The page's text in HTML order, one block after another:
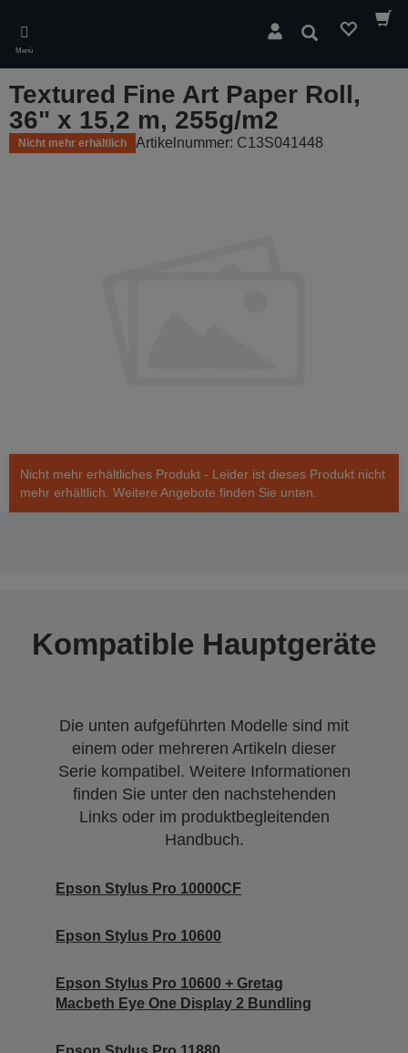
main
content
Menü
Suchen
Textured Fine Art Paper Roll,
36" x 15,2 m, 255g/m2
Nicht mehr erhältlich Artikelnummer: C13S041448
Nicht mehr erhältliches Produkt - Leider ist dieses Produkt nicht
mehr erhältlich. Weitere Angebote finden Sie unten.
Kompatible Hauptgeräte
Die unten aufgeführten Modelle sind mit
einem oder mehreren Artikeln dieser
Serie kompatibel. Weitere Informationen
finden Sie unter den nachstehenden
Links oder im produktbegleitenden
Handbuch.
Epson Stylus Pro 10000CF
Epson Stylus Pro 10600
Epson Stylus Pro 10600 + Gretag
Macbeth Eye One Display 2 Bundling